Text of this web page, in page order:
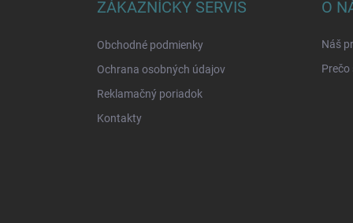
ZÁKAZNÍCKY SERVIS
Obchodné podmienky
Ochrana osobných údajov
Reklamačný poriadok
Kontakty
O
Náš